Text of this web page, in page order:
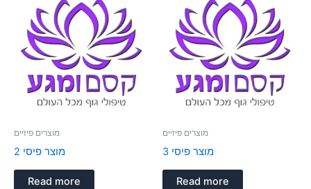
מוצרים פיזיים
מוצר פיסי 2
Read more
מוצרים פיזיים
מוצר פיסי 3
Read more